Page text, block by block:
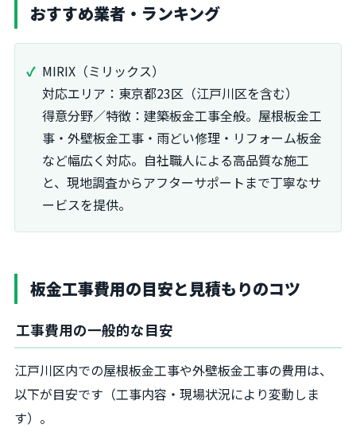
おすすめ業者・ランキング
MIRIX（ミリックス）
対応エリア：東京都23区（江戸川区を含む）
得意分野／特徴：建築板金工事全般。屋根板金工
事・外壁板金工事・雨どい修理・リフォーム板金
など幅広く対応。自社職人による高品質な施工
と、現地調査からアフターサポートまで丁寧なサ
ービスを提供。
板金工事費用の目安と見積もりのコツ
工事費用の一般的な目安
江戸川区内での屋根板金工事や外壁板金工事の費用は、
以下が目安です（工事内容・現場状況により変動しま
す）。